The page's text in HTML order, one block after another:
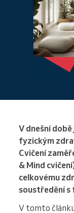
V dnešní
fyzickým
Cvičení
& Mind
celkovému
soustředění
V tomto